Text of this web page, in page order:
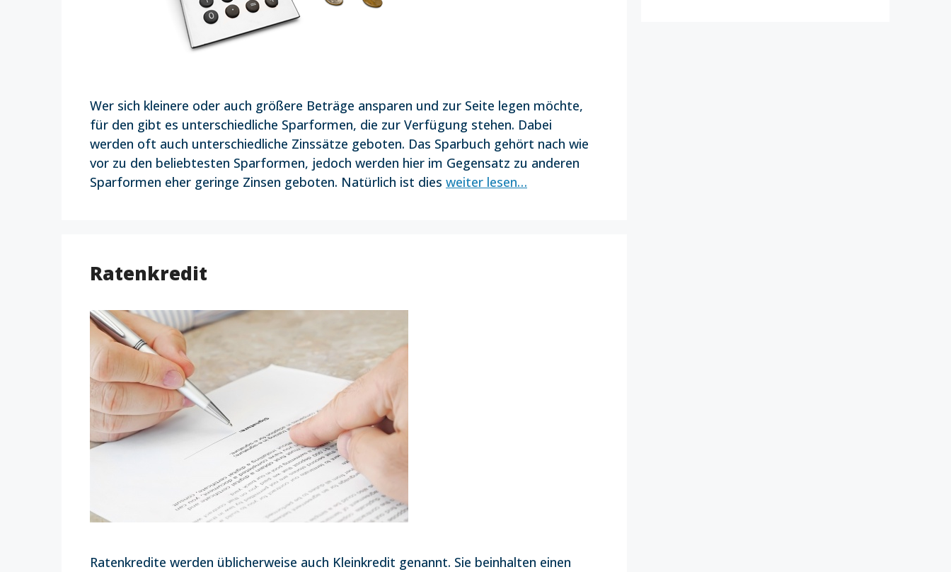
Wer sich kleinere oder auch größere Beträge ansparen und zur Seite legen möchte,
für den gibt es unterschiedliche Sparformen, die zur Verfügung stehen. Dabei
werden oft auch unterschiedliche Zinssätze geboten. Das Sparbuch gehört nach wie
vor zu den beliebtesten Sparformen, jedoch werden hier im Gegensatz zu anderen
Sparformen eher geringe Zinsen geboten. Natürlich ist dies weiter lesen…
Ratenkredit
Ratenkredite werden üblicherweise auch Kleinkredit genannt. Sie beinhalten einen